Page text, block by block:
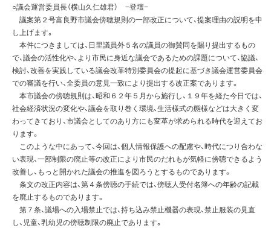
○議会運営委員長（横山久仁雄君） −登壇−
議案第２号富良野市議会傍聴規則の一部改正について、提案理由の説明を申
し上げます。
本件につきましては、日里議員外５名の議員の御賛同を賜り提出するもの
で、議会の活性化や、より市民に身近な議会であるための課題について、協議、
検討、改善を実践している議会改革特別委員会の提起に基づき議会運営委員会
での審議を行い、全委員の意見一致により提出する改正案であります。
本市議会の傍聴規則は、昭和６２年５月から施行し、１９年を経た今日では、
社会経済状況の変化や、議会を取り巻く環境、生活様式の態様などは大きく変
わってきており、市議会としてのあり方にも変革が求められる時代を迎えてお
ります。
このような中にあって、今回は、個人情報保護への配慮や、時代につり合わな
い表現、一部制限の廃止等の改正により市民のだれもが気軽に傍聴できるよう
改善し、もっと開かれた議会の推進を図ろうとするものであります。
条文の改正内容は、第４条傍聴の手続では、傍聴人受付名簿への年齢の記載
を廃止するものであります。
第７条、議場への入場禁止では、持ち込み禁止機器の表現、禁止服装の見直
し、児童、乳幼児の傍聴制限の廃止であります。